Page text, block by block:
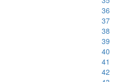
36
37
38
39
40
41
42